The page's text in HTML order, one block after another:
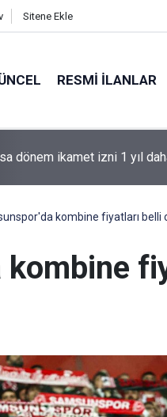
Sitene Ekle
RESMI İLANLAR
dönem ikamet izni 1 yıl
kombine fiyatları belli